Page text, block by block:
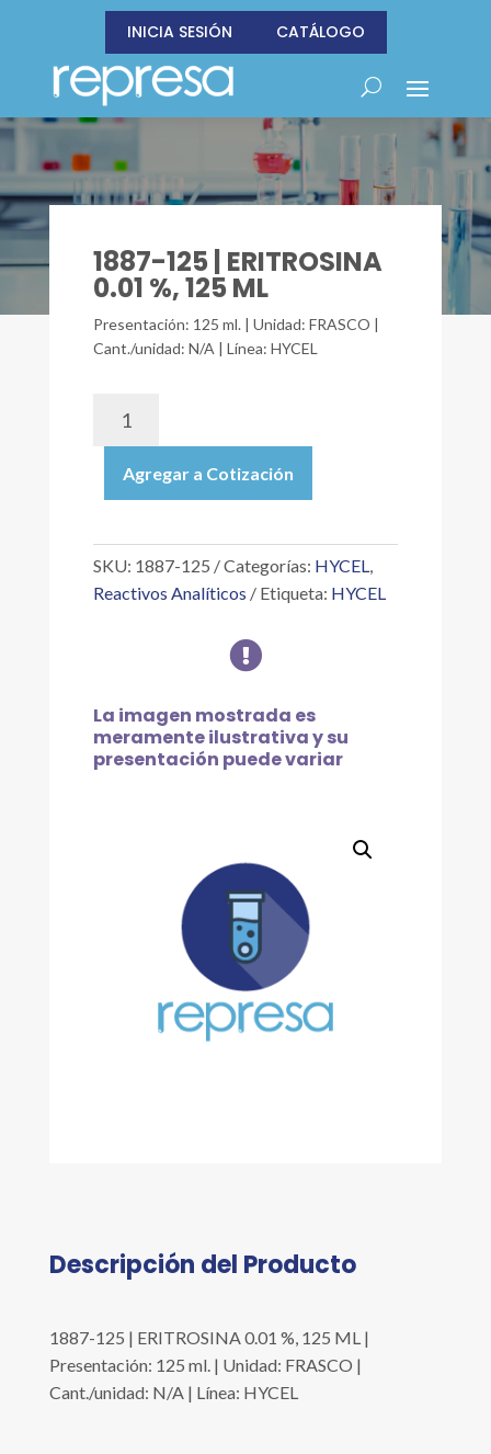
INICIA SESIÓN CATÁLOGO
1887-125 | ERITROSINA
0.01 %, 125 ML
Presentación: 125 ml. | Unidad: FRASCO |
Cant./unidad: N/A | Línea: HYCEL
ERITROSINA
0.01
125
cantidad
Agregar a Cotización
SKU: 1887-125 Categorías: HYCEL,
Reactivos Analíticos
Etiqueta: HYCEL

La imagen mostrada es
meramente ilustrativa y su
presentación puede variar
Descripción del Producto
1887-125 | ERITROSINA 0.01 %, 125 ML |
Presentación: 125 ml. | Unidad: FRASCO |
Cant./unidad: N/A | Línea: HYCEL